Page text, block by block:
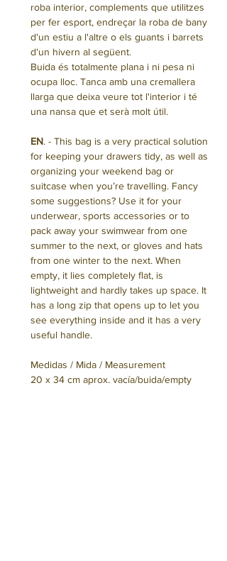
roba interior, complements que utilitzes
per fer esport, endreçar la roba de bany
d'un estiu a l'altre o els guants i barrets
d'un hivern al següent.
Buida és totalmente plana i ni pesa ni
ocupa lloc. Tanca amb una cremallera
llarga que deixa veure tot l'interior i té
una nansa que et serà molt útil.
EN. - This bag is a very practical solution
for keeping your drawers tidy, as well as
organizing your weekend bag or
suitcase when you’re travelling. Fancy
some suggestions? Use it for your
underwear, sports accessories or to
pack away your swimwear from one
summer to the next, or gloves and hats
from one winter to the next. When
empty, it lies completely flat, is
lightweight and hardly takes up space. It
has a long zip that opens up to let you
see everything inside and it has a very
useful handle.
Medidas / Mida / Measurement
20 x 34 cm aprox. vacía/buida/empty